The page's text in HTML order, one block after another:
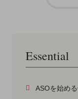
Essential
ASOを始め